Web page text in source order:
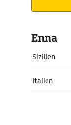
Enna
Sizilien
Italien